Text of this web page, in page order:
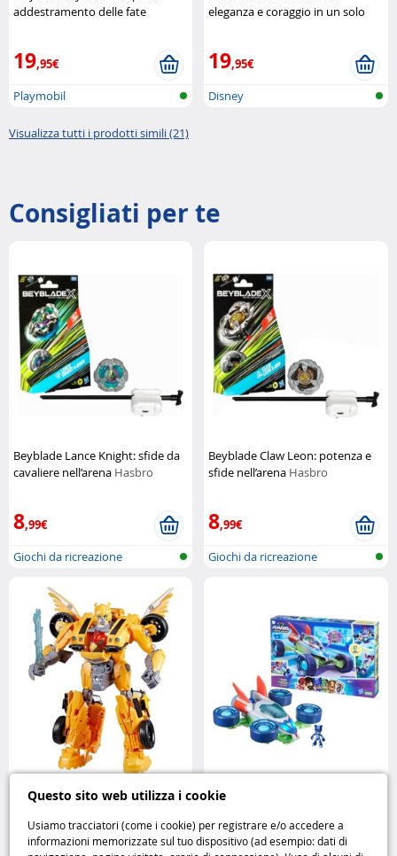
Questo sito web utilizza i cookie
Usiamo tracciatori (come i cookie) per registrare e/o accedere a
informazioni memorizzate sul tuo dispositivo (ad esempio: dati di
addestramento delle fate
19,95€
Playmobil
eleganza e coraggio in un solo
19,95€
Disney
Visualizza tutti i prodotti simili (21)
Consigliati per te
Beyblade Lance Knight: sfide da
cavaliere nell’arena Hasbro
8,99€
Giochi da ricreazione
Beyblade Claw Leon: potenza e
sfide nell’arena Hasbro
8,99€
Giochi da ricreazione
Transformers Bumblebee Rise of
the Beasts l’eroe Autobot ritorna
in azioneHasbro
PJ Masks Veicolo Pyj’Arpenteur
supereroi della notteHasbro